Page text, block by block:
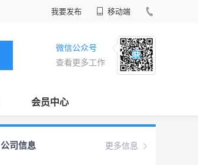
我要发布 移动端
微信公众号
查看更多工作
会员中心
更多信息
公司信息